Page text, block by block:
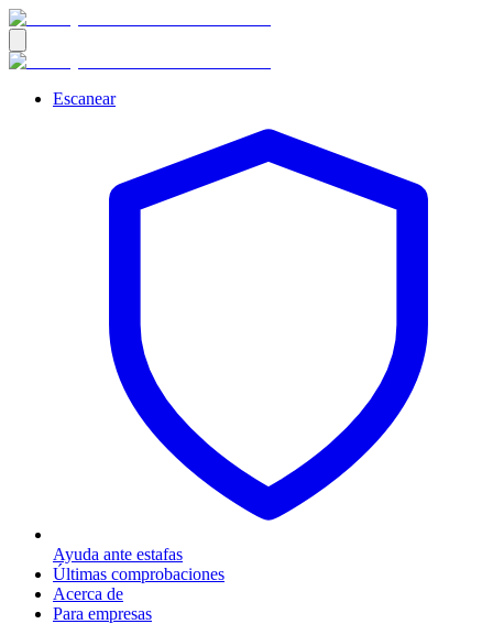
Escanear
Ayuda ante estafas
Últimas comprobaciones
Acerca de
Para empresas